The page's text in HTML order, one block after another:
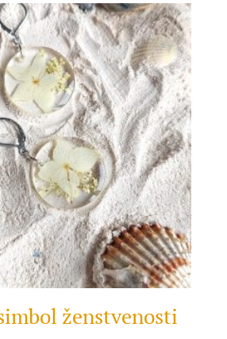
ženstvenosti